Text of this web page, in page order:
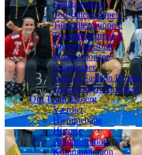
Spillersponsor
Topspillergruppe 1
Topspillergruppe 2
Topspillergruppe 3
Navnesponsorat
Maskotsponsor
Ligapartner
Official Fashion Partner
Team Esbjerg Business
Om Team Esbjerg
Værdier
Hjemmebane
Historie
Administration
Kommunikation